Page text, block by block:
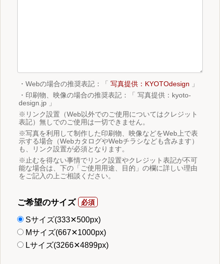
・Webの場合の推奨表記：「 写真提供：KYOTOdesign 」
・印刷物、映像の場合の推奨表記：「 写真提供：kyoto-
design.jp 」
※リンク設置（Web以外でのご使用についてはクレジット
表記）無しでのご使用は一切できません。
※写真を利用して制作した印刷物、映像などをWeb上で表
示する場合（WebカタログやWebチラシなども含みます）
も、リンク設置が必須となります。
※止むを得ない事情でリンク設置やクレジット表記が不可
能な場合は、下の「ご使用用途、目的」の欄に詳しい理由
をご記入の上ご相談ください。
ご希望のサイズ
Sサイズ(333✕500px)
Mサイズ(667✕1000px)
Lサイズ(3266✕4899px)